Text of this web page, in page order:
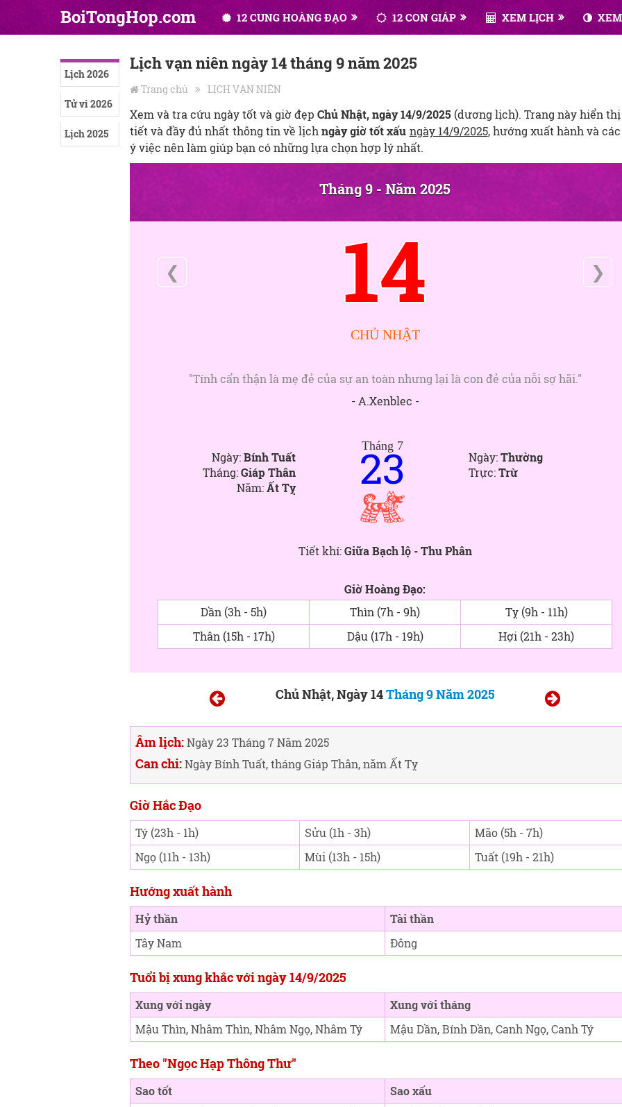
BoiTongHop.com 12 CUNG HOÀNG ĐẠO 12 CON GIÁP XEM LỊCH XEM
Lịch 2026
Tử vi 2026
Lịch 2025
Lịch vạn niên ngày 14 tháng 9 năm 2025
Trang chủ LỊCH VẠN NIÊN
Xem và tra cứu ngày tốt và giờ đẹpChủ Nhật, ngày 14/9/2025 (dương lịch). Trang này hiển
tiết và đầy đủ nhất thông tin về lịchngày giờ tốt xấu ngày 14/9/2025, hướng xuất hành và
ý việc nên làm giúp bạn có những lựa chọn hợp lý nhất.
Tháng 9 - Năm 2025
❮ 14 ❯
CHỦ NHẬT
"Tính cẩn thận là mẹ đẻ của sự an toàn nhưng lại là con đẻ của nỗi sợ hãi."
- A.Xenblec -
Ngày:Bính Tuất
Tháng:Giáp Thân
Năm:Ất Tỵ
Tháng 7
23 Ngày:Thường
Trực:Trừ
Tiết khí:Giữa Bạch lộ - Thu Phân
Giờ Hoàng Đạo:
Dần (3h - 5h)
Thìn (7h - 9h)
Tỵ (9h - 11h)
Thân (15h - 17h)
Dậu (17h - 19h) Hợi (21h - 23h)
Chủ Nhật, Ngày 14Tháng 9 Năm 2025
Âm lịch:Ngày 23 Tháng 7 Năm 2025
Can chi:Ngày Bính Tuất, tháng Giáp Thân, năm Ất Tỵ
Giờ Hắc Đạo
Tý (23h - 1h) Sửu (1h - 3h)
Mão (5h - 7h)
Ngọ (11h - 13h)
Mùi (13h - 15h) Tuất (19h - 21h)
Hướng xuất hành
Hỷ thần
Tài thần
Tây Nam
Đông
Tuổi bị xung khắc với ngày 14/9/2025
Xung với ngày
Xung với tháng
Mậu Thìn, Nhâm Thìn, Nhâm Ngọ, Nhâm Tý
Mậu Dần, Bính Dần, Canh Ngọ, Canh Tý
Theo "Ngọc Hạp Thông Thư"
Sao tốt
Sao xấu